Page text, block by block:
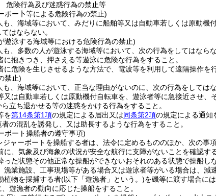
危険行為及び迷惑行為の禁止等
ボー卜等による危険行為の禁止)
も、海域等において、みだりに船舶等又は自動車若しくは原動機
はならない。
遊泳する海域等における危険行為の禁止)
も、多数の人が遊泳する海域等において、次の行為をしてはならな
に抱きつき、押さえる等遊泳に危険な行為をすること。
に危険を生じさせるような方法で、電波等を利用して遠隔操作を
禁止)
も、海域等において、正当な理由がないのに、次の行為をしてはな
又は自動車若しくは原動機付自転車を、遊泳者等に急接近させ、
ら立ち退かせる等の迷惑をかける行為をすること。
を第14条第1項の規定による届出又は同条第2項の規定による通知
者の混乱を誘発し、又は助長するような行為をすること。
ボート操船者の遵守事項)
ジャーボートを操船する者は、法令に定めるもののほか、次の事
に、気象及び海象の状況が安全な航行に支障がないことを確認する
った状態その他正常な操船ができないおそれのある状態で操船し
漁業施設、工事現場等がある場合又は遊泳者等がいる場合は、減
植物を採捕する者(以下「遊漁者」という。)を磯等に渡す場合に
、遊漁者の動向に応じた操船をすること。